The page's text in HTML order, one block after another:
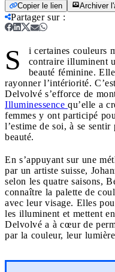
Copier le lien Archiver
Partager sur:
S
i certaines couleurs
contraire illuminent
beauté féminine.
rayonner l’intériorité.
Delvolvé s’efforce de
Illuminessence qu’elle a
femmes y ont participé
l’estime de soi, à se
beauté.
En s’appuyant sur une
par un artiste suisse,
selon les quatre saisons,
connaître la palette de
avec leur visage. Elles
les illuminent et mettent
Delvolvé a à cœur de
par la couleur, leur